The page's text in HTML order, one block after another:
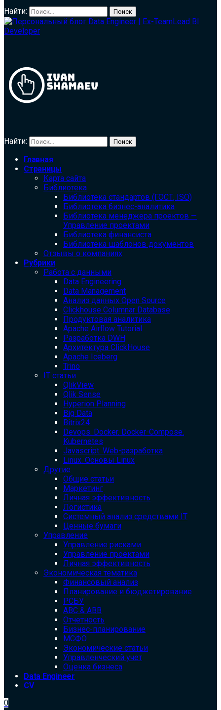
Найти:
Найти:
Главная
Страницы
Карта сайта
Библиотека
Библиотека cтандартов (ГОСТ, ISO)
Библиотека бизнес-аналитика
Библиотека менеджера проектов —
Управление проектами
Библиотека финансиста
Библиотека шаблонов документов
Отзывы о компаниях
Рубрики
Работа с данными
Data Engineering
Data Management
Анализ данных Open Source
Clickhouse Columnar Database
Продуктовая аналитика
Apache Airflow Tutorial
Разработка DWH
Архитектура ClickHouse
Apache Iceberg
Trino
IT статьи
QlikView
Qlik Sense
Hyperion Planning
Big Data
Bitrix24
Devops. Docker. Docker-Compose.
Kubernetes
Javascript. Web-разработка
Linux. Основы Linux
Другие
Общие статьи
Маркетинг
Личная эффективность
Логистика
Системный анализ средствами IT
Ценные бумаги
Управление
Управление рисками
Управление проектами
Личная эффективность
Экономическая тематика
Финансовый анализ
Планирование и бюджетирование
РСБУ
ABC & ABB
Отчетность
Бизнес-планирование
МСФО
Экономические статьи
Управленческий учет
Оценка бизнеса
Data Engineer
CV
0